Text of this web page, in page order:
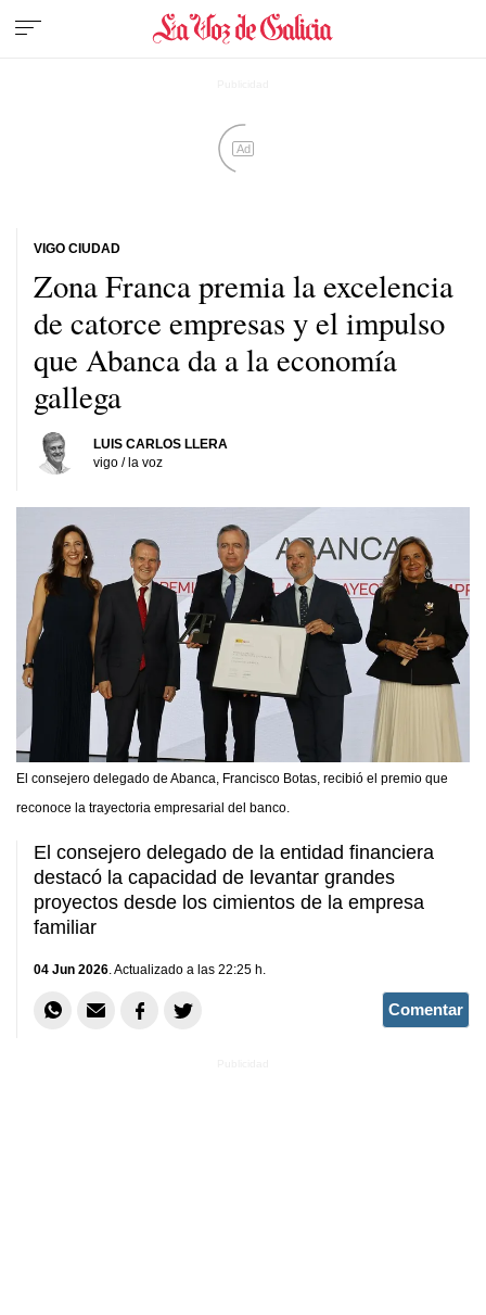
Ad
Zona Franca premia la excelencia
de catorce empresas y el impulso
que Abanca da a la economía
gallega
VIGO CIUDAD
LUIS CARLOS LLERA
vigo / la voz
El consejero delegado de Abanca, Francisco Botas, recibió el premio que
reconoce la trayectoria empresarial del banco.
El consejero delegado de la entidad financiera
destacó la capacidad de levantar grandes
proyectos desde los cimientos de la empresa
familiar
04 Jun 2026 . Actualizado a las 22:25 h.
Comentar